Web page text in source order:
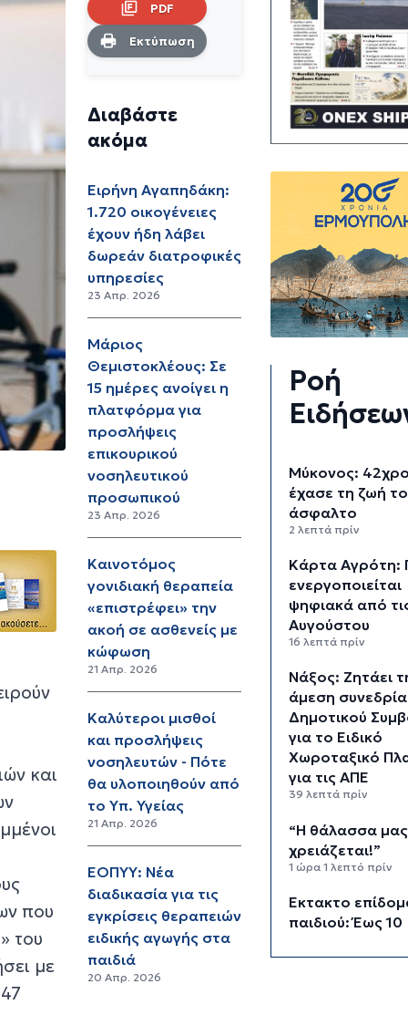
και
που
του
με
PDF
Εκτύπωση
Διαβάστε
ακόμα
Ειρήνη Αγαπηδάκη:
1.720 οικογένειες
έχουν ήδη λάβει
δωρεάν διατροφικές
υπηρεσίες
23 Απρ. 2026
Μάριος
Θεμιστοκλέους: Σε
15 ημέρες ανοίγει η
πλατφόρμα για
προσλήψεις
επικουρικού
νοσηλευτικού
προσωπικού
23 Απρ. 2026
Καινοτόμος
γονιδιακή θεραπεία
«επιστρέφει» την
ακοή σε ασθενείς με
κώφωση
21 Απρ. 2026
Καλύτεροι μισθοί
και προσλήψεις
νοσηλευτών - Πότε
θα υλοποιηθούν από
το Υπ. Υγείας
21 Απρ. 2026
ΕΟΠΥΥ: Νέα
διαδικασία για τις
εγκρίσεις θεραπειών
ειδικής αγωγής στα
παιδιά
20 Απρ. 2026
Ροή
Μύκονος:
έχασε τη ζωή
άσφαλτο
2 λεπτά πρίν
Κάρτα Αγρότη:
ενεργοποιείται
ψηφιακά από
Αυγούστου
16 λεπτά πρίν
Νάξος: Ζητάει
άμεση
Δημοτικού
για το Ειδικό
Χωροταξικό
για τις ΑΠΕ
39 λεπτά πρίν
“Η θάλασσα μας
χρειάζεται!”
1 ώρα 1 λεπτό πρίν
Έκτακτο
παιδιού: Έως 10
προθεσμία για